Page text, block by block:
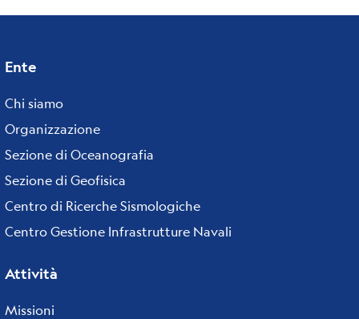
Footer
menu
Ente
Chi siamo
Organizzazione
Sezione di Oceanografia
Sezione di Geofisica
Centro di Ricerche Sismologiche
Centro Gestione Infrastrutture Navali
Attività
Missioni